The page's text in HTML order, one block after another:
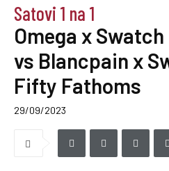
Satovi 1 na 1
Omega x
vs Blancpain x
Fifty Fathoms
29/09/2023